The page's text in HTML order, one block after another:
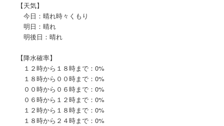
【天気】
今日：晴れ時々くもり
明日：晴れ
明後日：晴れ
【降水確率】
１２時から１８時まで：0%
１８時から００時まで：0%
００時から０６時まで：0%
０６時から１２時まで：0%
１２時から１８時まで：0%
１８時から２４時まで：0%